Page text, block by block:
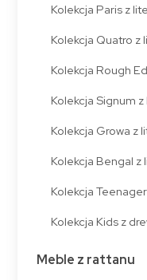
Kolekcja Paris z
Kolekcja Quatro
Kolekcja Rough
Kolekcja Signum
Kolekcja Growa z
Kolekcja Bengal
Kolekcja
Kolekcja Kids z
Meble z rattanu